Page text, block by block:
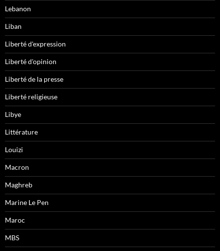
Lebanon
Liban
Liberté d'expression
Liberté d'opinion
Liberté de la presse
Liberté religieuse
Libye
Littérature
Louizi
Macron
Maghreb
Marine Le Pen
Maroc
MBS